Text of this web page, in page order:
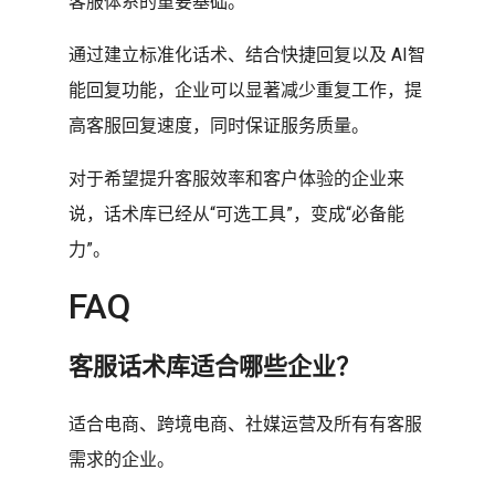
通过建立标准化话术、结合快捷回复以及 AI智
能回复功能，企业可以显著减少重复工作，提
高客服回复速度，同时保证服务质量。
对于希望提升客服效率和客户体验的企业来
说，话术库已经从“可选工具”，变成“必备能
力”。
FAQ
客服话术库适合哪些企业？
适合电商、跨境电商、社媒运营及所有有客服
需求的企业。